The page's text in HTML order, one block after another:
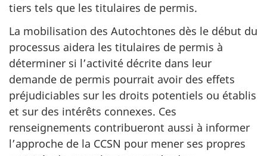
tiers tels que les titulaires de permis.
La mobilisation des Autochtones dès le début du
processus aidera les titulaires de permis à
déterminer si l’activité décrite dans leur
demande de permis pourrait avoir des effets
préjudiciables sur les droits potentiels ou établis
et sur des intérêts connexes. Ces
renseignements contribueront aussi à informer
l’approche de la CCSN pour mener ses propres